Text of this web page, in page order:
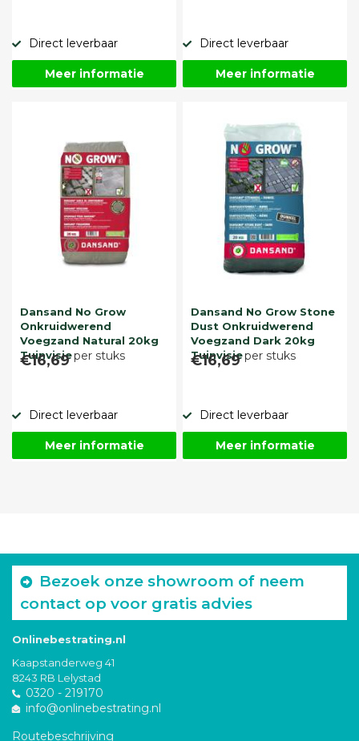
Direct leverbaar
Meer informatie
Direct leverbaar
Meer informatie
Dansand No Grow
Onkruidwerend
Voegzand Natural 20kg
Tuinvisie
€16,69per stuks
Direct leverbaar
Meer informatie
Dansand No Grow Stone
Dust Onkruidwerend
Voegzand Dark 20kg
Tuinvisie
€16,69per stuks
Direct leverbaar
Meer informatie
Bezoek onze showroom of neem
contact op voor gratis advies
Onlinebestrating.nl
Kaapstanderweg 41
8243 RB Lelystad
0320 - 219170
info@onlinebestrating.nl
Routebeschrijving